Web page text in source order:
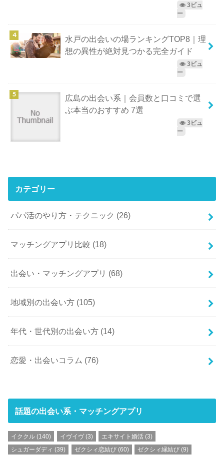
3ビュ
ー
水戸の出会いの場ランキングTOP8｜理
想の異性が絶対見つかる完全ガイド
3ビュ
ー
広島の出会い系｜会員数と口コミで選
ぶ本当のおすすめ 7選
3ビュ
ー
カテゴリー
パパ活のやり方・テクニック (26)
マッチングアプリ比較 (18)
出会い・マッチングアプリ (68)
地域別の出会い方 (105)
年代・世代別の出会い方 (14)
恋愛・出会いコラム (76)
話題の出会い系・マッチングアプリ
イククル (140) イヴイヴ(3) エキサイト婚活(3)
シュガーダディ (39) ゼクシィ恋結び(60) ゼクシィ縁結び(9)